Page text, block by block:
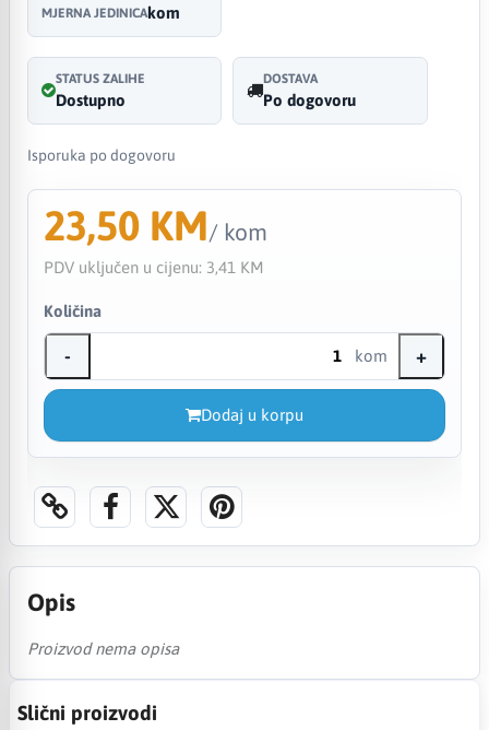
MJERNA JEDINICAkom
STATUS ZALIHE
Dostupno
DOSTAVA
Po dogovoru
Isporuka po dogovoru
23,50 KM/ kom
PDV uključen u cijenu: 3,41 KM
Količina
- kom +
Dodaj u korpu
Opis
Proizvod nema opisa
Slični proizvodi